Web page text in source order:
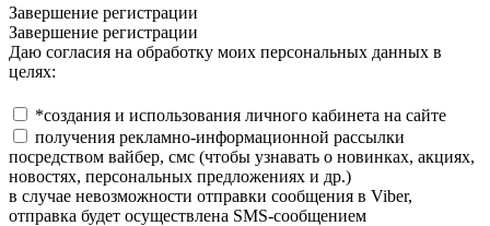
Завершение регистрации
Завершение регистрации
Даю согласия на обработку моих персональных данных в
целях:
*создания и использования личного кабинета на сайте
получения рекламно-информационной рассылки
посредством вайбер, смс (чтобы узнавать о новинках, акциях,
новостях, персональных предложениях и др.)
в случае невозможности отправки сообщения в Viber,
отправка будет осуществлена SMS-сообщением